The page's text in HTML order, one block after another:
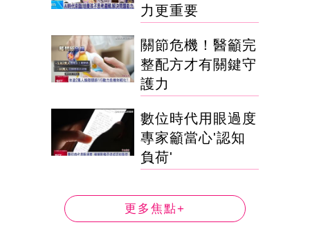
力更重要
關節危機！醫籲完
整配方才有關鍵守
護力
數位時代用眼過度
專家籲當心'認知
負荷'
更多焦點+